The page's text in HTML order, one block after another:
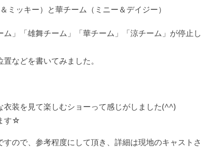
」「雄舞チーム」「華チーム」「涼チーム」が停止し
などを書いてみました。
装を見て楽しむショーって感じがしました(^^)
す☆
ので、参考程度にして頂き、詳細は現地のキャストさ